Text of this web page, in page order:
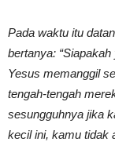
Pada waktu itu
bertanya:
Yesus memanggil
tengah-tengah
sesungguhnya jika
kecil ini, kamu tidak